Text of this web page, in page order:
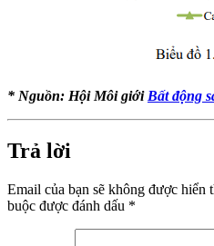
* Nguồn: Hội Môi giới Bất động
Trả lời
Email của bạn sẽ không được hiển
buộc được đánh dấu *